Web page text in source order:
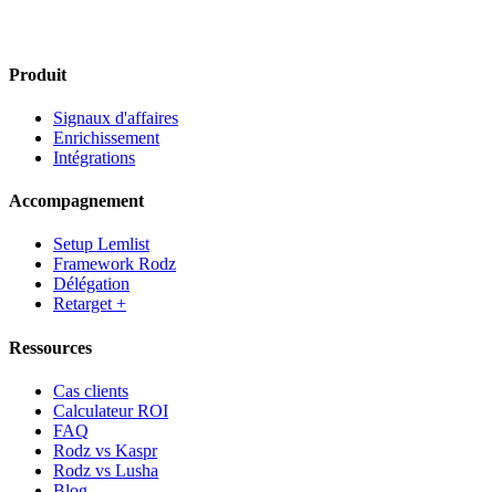
Produit
Signaux d'affaires
Enrichissement
Intégrations
Accompagnement
Setup Lemlist
Framework Rodz
Délégation
Retarget +
Ressources
Cas clients
Calculateur ROI
FAQ
Rodz vs Kaspr
Rodz vs Lusha